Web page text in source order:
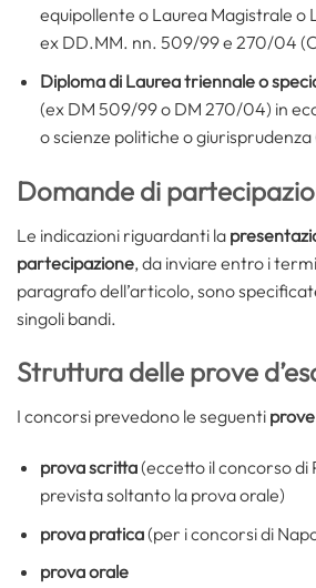
equipollente o Laurea Magistrale o
ex DD.MM. nn. 509/99 e 270/04
Diploma di Laurea triennale o
(ex DM 509/99 o DM 270/04) in
o scienze politiche o
Domande di
Le indicazioni riguardanti la
partecipazione, da inviare entro i
paragrafo dell’articolo, sono
singoli bandi.
Struttura delle prove
I concorsi prevedono le seguenti
prova scritta(eccetto il concorso di
prevista soltanto la prova orale)
prova pratica(per i concorsi di
prova orale